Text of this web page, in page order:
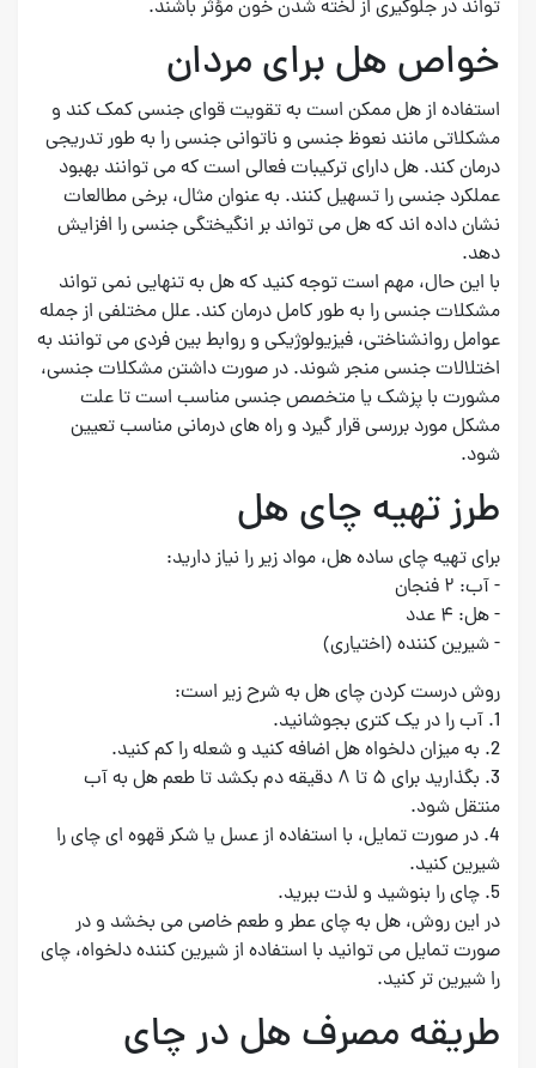
تواند در جلوگیری از لخته شدن خون مؤثر باشند.
خواص هل برای مردان
استفاده از هل ممکن است به تقویت قوای جنسی کمک کند و
مشکلاتی مانند نعوظ جنسی و ناتوانی جنسی را به طور تدریجی
درمان کند. هل دارای ترکیبات فعالی است که می توانند بهبود
عملکرد جنسی را تسهیل کنند. به عنوان مثال، برخی مطالعات
نشان داده اند که هل می تواند بر انگیختگی جنسی را افزایش
دهد.
با این حال، مهم است توجه کنید که هل به تنهایی نمی تواند
مشکلات جنسی را به طور کامل درمان کند. علل مختلفی از جمله
عوامل روانشناختی، فیزیولوژیکی و روابط بین فردی می توانند به
اختلالات جنسی منجر شوند. در صورت داشتن مشکلات جنسی،
مشورت با پزشک یا متخصص جنسی مناسب است تا علت
مشکل مورد بررسی قرار گیرد و راه های درمانی مناسب تعیین
شود.
طرز تهیه چای هل
برای تهیه چای ساده هل، مواد زیر را نیاز دارید:
- آب: ۲ فنجان
- هل: ۴ عدد
- شیرین کننده (اختیاری)
روش درست کردن چای هل به شرح زیر است:
1. آب را در یک کتری بجوشانید.
2. به میزان دلخواه هل اضافه کنید و شعله را کم کنید.
3. بگذارید برای ۵ تا ۸ دقیقه دم بکشد تا طعم هل به آب
منتقل شود.
4. در صورت تمایل، با استفاده از عسل یا شکر قهوه ای چای را
شیرین کنید.
5. چای را بنوشید و لذت ببرید.
در این روش، هل به چای عطر و طعم خاصی می بخشد و در
صورت تمایل می توانید با استفاده از شیرین کننده دلخواه، چای
را شیرین تر کنید.
طریقه مصرف هل در چای